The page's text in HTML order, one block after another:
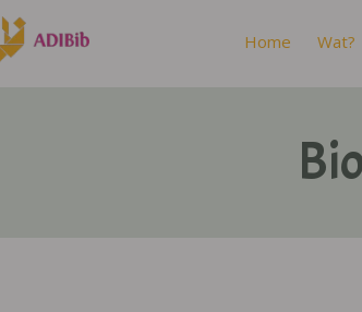
Home Wat?